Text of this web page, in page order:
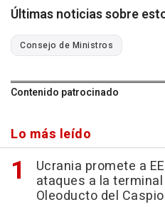
Últimas noticias sobre
Consejo de Ministros
Contenido patrocinado
Lo más leído
Ucrania promete a
ataques a la
Oleoducto del Caspio